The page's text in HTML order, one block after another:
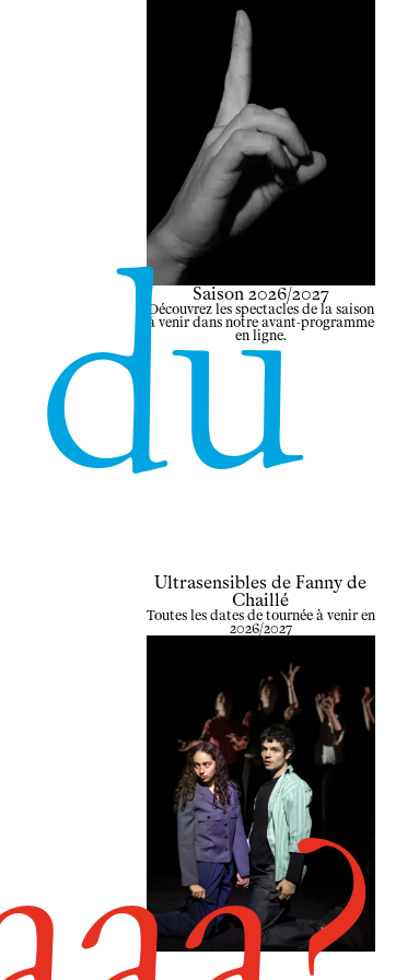
du
Saison 2026/2027
Découvrez les spectacles de la saison
à venir dans notre avant-programme
en ligne.
Ultrasensibles de Fanny de
Chaillé
Toutes les dates de tournée à venir en
2026/2027